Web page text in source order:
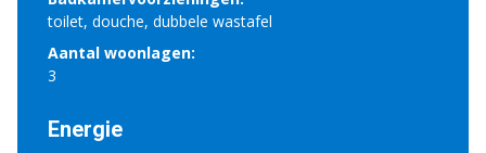
toilet, douche, dubbele wastafel
Aantal woonlagen:
3
Energie